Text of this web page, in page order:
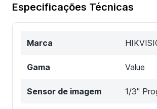
Especificações Técnicas
Marca
Gama Value
Sensor de imagem 1/3"